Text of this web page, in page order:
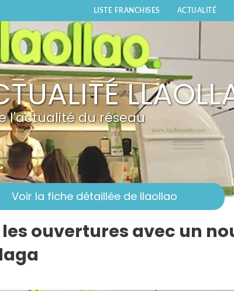
LISTE FRANCHISES ACTUALITÉ
l'actualité du réseau
Voir la fiche détaillée de llaollao
ouvertures avec un